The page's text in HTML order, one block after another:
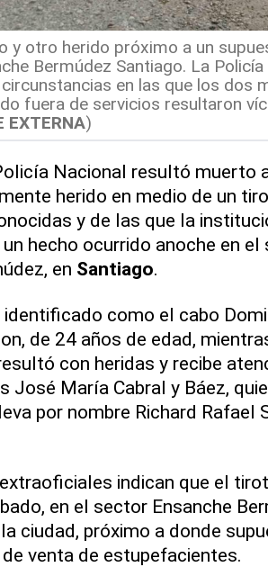
y otro herido próximo a un
Bermúdez Santiago. La
en las que los dos
fuera de servicios resultaron
EXTERNA)
Nacional resultó muerto
herido en medio de un
y de las que la
hecho ocurrido anoche en el
en Santiago.
como el cabo
de 24 años de edad,
con heridas y recibe
José María Cabral y Báez,
por nombre Richard Rafael
indican que el
en el sector Ensanche
ciudad, próximo a donde
venta de estupefacientes.